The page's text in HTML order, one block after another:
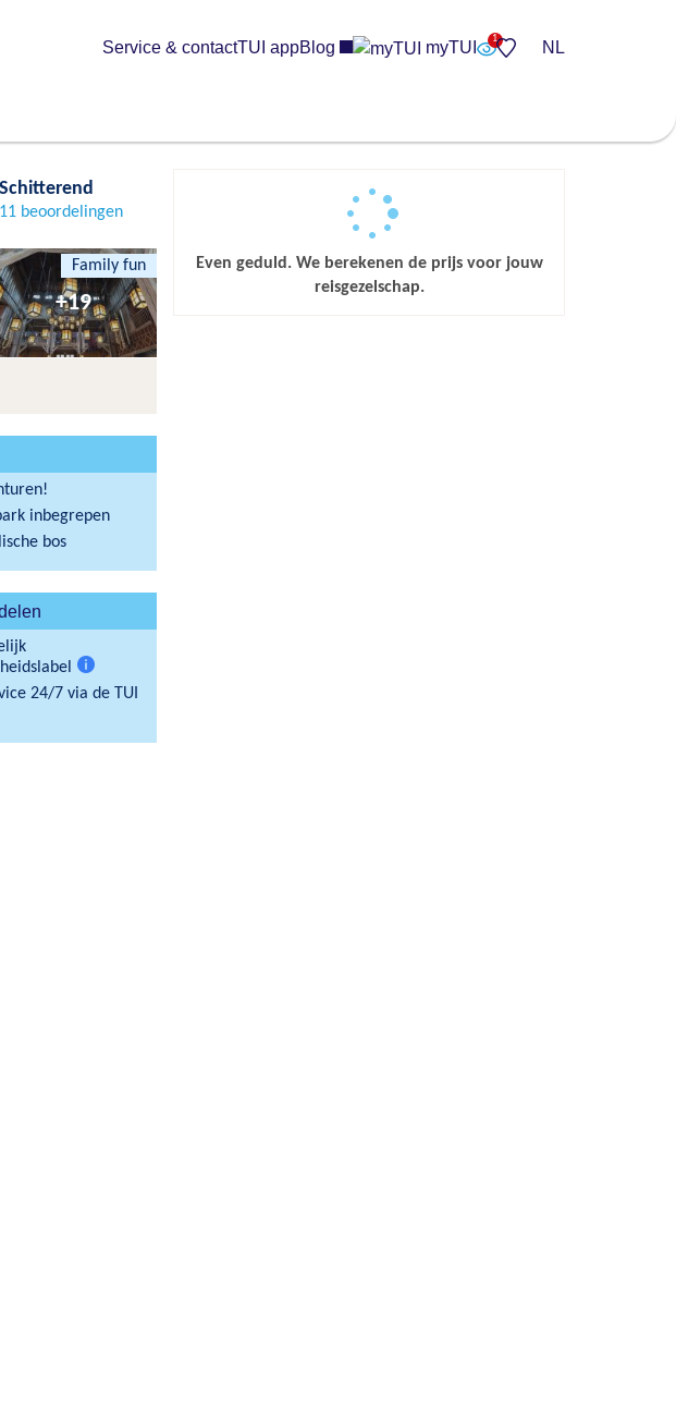
Service & contactTUI appBlog myTUI NL
Bewaren
Family fun
Schitterend
11 beoordelingen
+19
inbegrepen
bos
Meer
24/7 via de TUI
Even geduld. We berekenen de prijs voor jouw
reisgezelschap.